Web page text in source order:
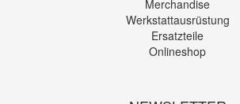
Merchandise
Werkstattausrüstung
Ersatzteile
Onlineshop